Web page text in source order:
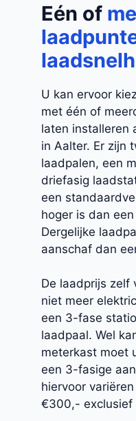
Eén of
U kan ervoor
met één of
laten installeren
in Aalter. Er zijn
laadpalen, een
driefasig
een
hoger is dan
Dergelijke
aanschaf dan
De laadprijs zelf
niet meer
een 3-fase
laadpaal. Wel
meterkast moet
een 3-fasige
hiervoor
€300,- exclusief